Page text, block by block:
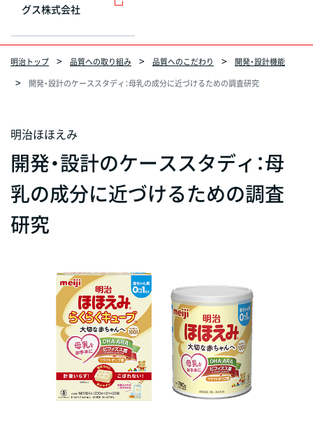
グス株式会社
明治トップ 品質への取り組み 品質へのこだわり
開発・設計機能
開発・設計のケーススタディ：母乳の成分に近づけるための調査研究
明治ほほえみ
開発・設計のケーススタディ：母
乳の成分に近づけるための調査
研究